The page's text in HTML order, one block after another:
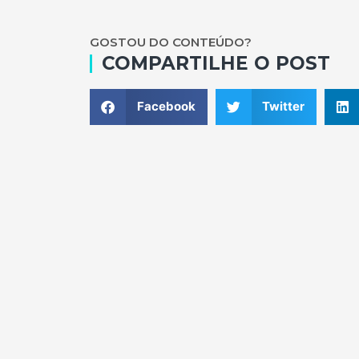
GOSTOU DO CONTEÚDO?
COMPARTILHE O POST
Facebook Twitter